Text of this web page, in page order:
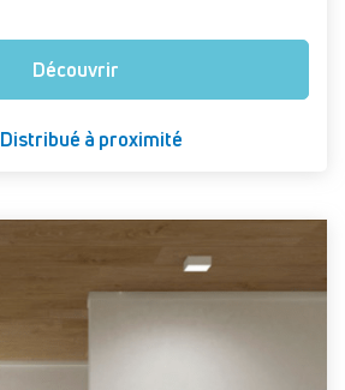
Découvrir
Distribué à proximité